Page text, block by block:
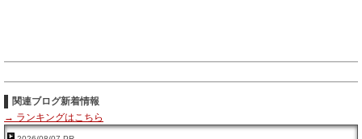
関連ブログ新着情報
→ ランキングはこちら